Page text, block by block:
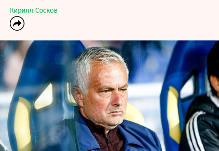
Кирилл Сосков